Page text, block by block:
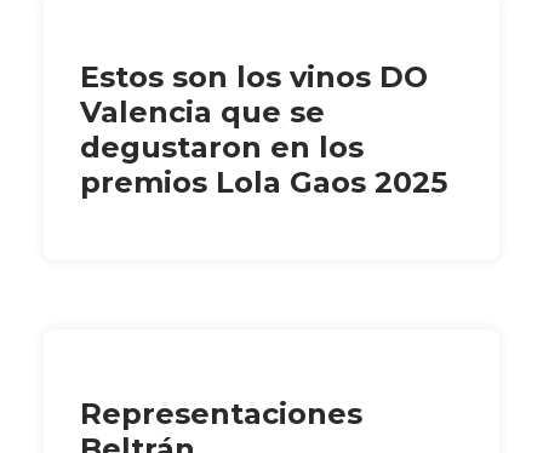
Estos son los vinos DO
Valencia que se
degustaron en los
premios Lola Gaos 2025
Representaciones